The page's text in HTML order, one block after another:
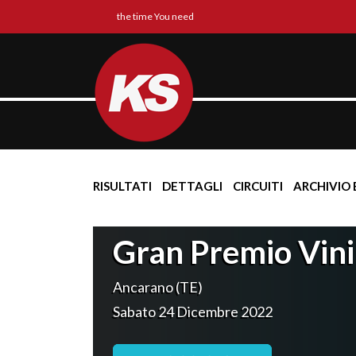
the time You need
RISULTATI DETTAGLI CIRCUITI ARCHIVIO
Gran Premio
Ancarano (TE)
Sabato 24 Dicembre 2022